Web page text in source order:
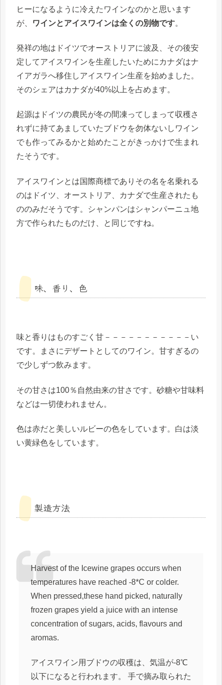
ヒーになるように冷えたワインなのかと思います
が、
ワインとアイスワインは全くの別物です。
発祥の地はドイツでオーストリアに波及、その後安
定してアイスワインを生産したいためにカナダはナ
イアガラへ移住しアイスワイン生産を始めました。
そのシェアはカナダが40%以上を占めます。
起源はドイツの農民が冬の間凍ってしまって収穫さ
れずに持てあましていたブドウを勿体ないしワイン
でも作ってみるかと始めたことがきっかけで生まれ
たそうです。
アイスワインとは国際商標でありその名を名乗れる
のはドイツ、オーストリア、カナダで生産されたも
ののみだそうです。シャンパンはシャンパーニュ地
方で作られたものだけ、と同じですね。
味、香り、色
味と香りはものすごく甘－－－－－－－－－－－い
です。まさにデザートとしてのワイン。甘すぎるの
で少しずつ飲みます。
その甘さは100％自然由来の甘さです。砂糖や甘味料
などは一切使われません。
色は赤だと美しいルビーの色をしています。白は淡
い黄緑色をしています。
製造方法
Harvest of the Icewine grapes occurs when
temperatures have reached -8*C or colder.
When pressed,these hand picked, naturally
frozen grapes yield a juice with an intense
concentration of sugars, acids, flavours and
aromas.
アイスワイン用ブドウの収穫は、気温が-8℃
以下になると行われます。 手で摘み取られた